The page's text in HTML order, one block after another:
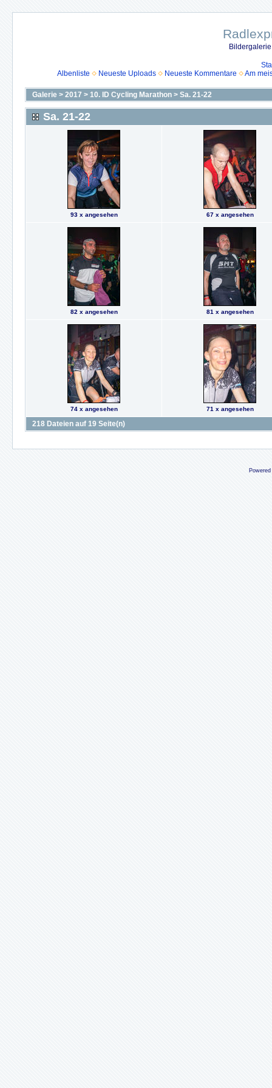
Albenliste
Neueste Uploads Neueste Kommentare Am
Galerie > 2017 > 10. ID Cycling Marathon > Sa. 21-22
Sa. 21-22
93 x angesehen 67 x angesehen
82 x angesehen 81 x angesehen
74 x angesehen 71 x angesehen
218 Dateien auf 19 Seite(n)